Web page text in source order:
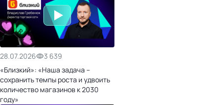
28.07.2026
3 639
«Близкий»: «Наша задача –
сохранить темпы роста и удвоить
количество магазинов к 2030
году»